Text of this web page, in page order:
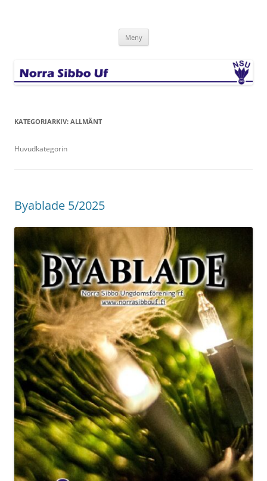
Meny
KATEGORIARKIV: ALLMÄNT
Huvudkategorin
Byablade 5/2025